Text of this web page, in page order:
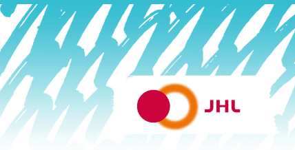
Siirry
sivun
sisältöön
Helsingin varhaiskasvatus